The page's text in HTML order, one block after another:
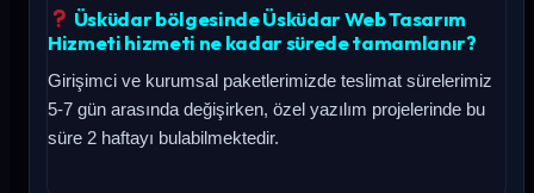
Üsküdar bölgesinde Üsküdar Web Tasarım
Hizmeti hizmeti ne kadar sürede tamamlanır?
Girişimci ve kurumsal paketlerimizde teslimat sürelerimiz
5-7 gün arasında değişirken, özel yazılım projelerinde bu
süre 2 haftayı bulabilmektedir.